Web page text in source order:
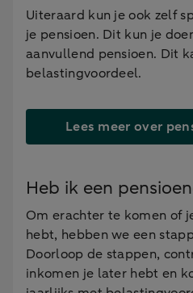
Uiteraard kun je ook zelf
je pensioen. Dit kun je
aanvullend pensioen. Dit
belastingvoordeel.
Lees meer over
Heb ik een
Om erachter te komen of
hebt, hebben we een
Doorloop de stappen,
inkomen je later hebt en